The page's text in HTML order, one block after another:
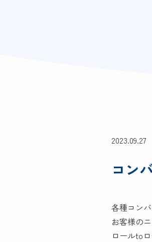
2023.09.27
コン
各種コン
お客様の
ロールto